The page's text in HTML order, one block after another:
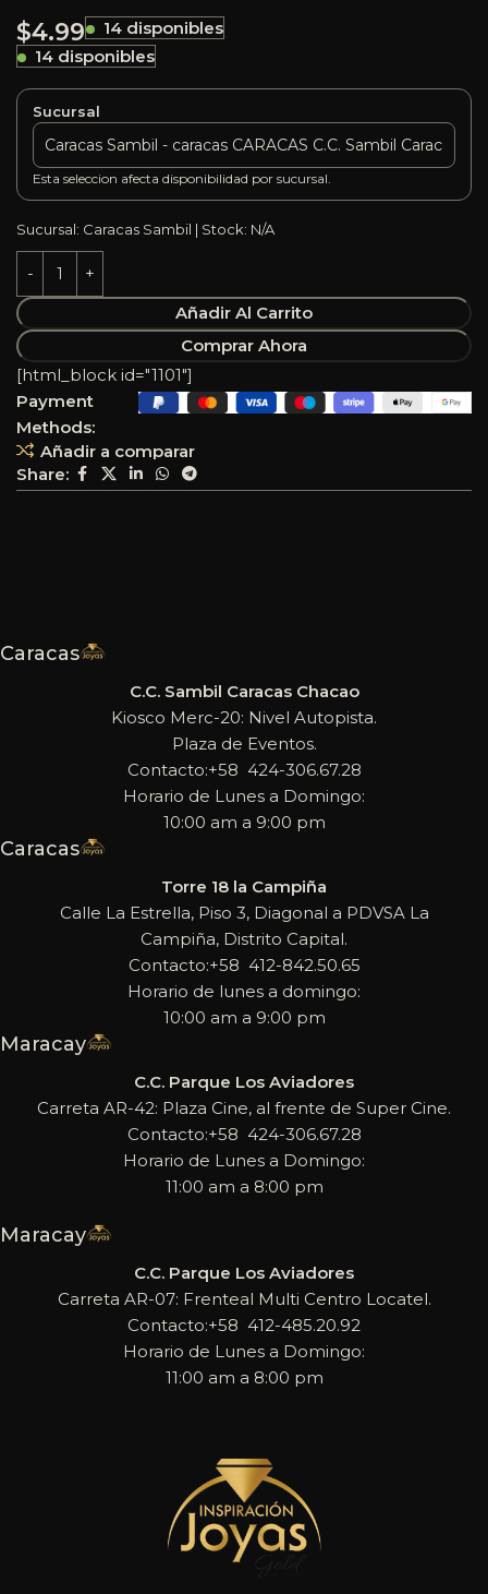
$4.99
14 disponibles
14 disponibles
Sucursal
Esta seleccion afecta disponibilidad por sucursal.
Sucursal: Caracas Sambil | Stock: N/A
Añadir Al Carrito
Comprar Ahora
Añadir a comparar
Share:
[html_block id="1101"]
Payment
Methods:
Caracas
C.C. Sambil Caracas Chacao
Kiosco Merc-20: Nivel Autopista.
Plaza de Eventos.
Contacto:+58 424-306.67.28
Horario de Lunes a Domingo:
10:00 am a 9:00 pm
Caracas
Torre 18 la Campiña
Calle La Estrella, Piso 3, Diagonal a PDVSA La
Campiña, Distrito Capital.
Contacto:+58 412-842.50.65
Horario de lunes a domingo:
10:00 am a 9:00 pm
Maracay
C.C. Parque Los Aviadores
Carreta AR-42: Plaza Cine, al frente de Super Cine.
Contacto:+58 424-306.67.28
Horario de Lunes a Domingo:
11:00 am a 8:00 pm
Maracay
C.C. Parque Los Aviadores
Carreta AR-07: Frenteal Multi Centro Locatel.
Contacto:+58 412-485.20.92
Horario de Lunes a Domingo:
11:00 am a 8:00 pm